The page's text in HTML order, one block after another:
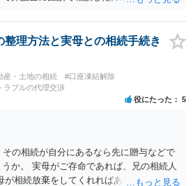
整理方法と実母との相続手続き
産・土地の相続
#口座凍結解除
ラブルの代理交渉
役にたった 5
の相続が自分にあるなら先に贈与などで
か。 実母がご存命であれば、兄の相続人
が相続放棄をしてくれればあなた方兄弟及